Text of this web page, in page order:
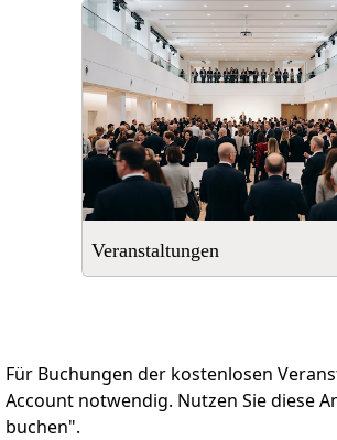
Veranstaltungen
Für Buchungen der kostenlosen
Account notwendig. Nutzen Sie diese
buchen".